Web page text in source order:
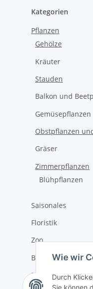
Wie wir
Durch
Kategorien
Pflanzen
Gehölze
Kräuter
Stauden
Balkon und
Gemüsepflanzen
Obstpflanzen
Gräser
Zimmerpflanzen
Blühpflanzen
Saisonales
Floristik
Zoo
Bastelbedarf
Dekoartikel